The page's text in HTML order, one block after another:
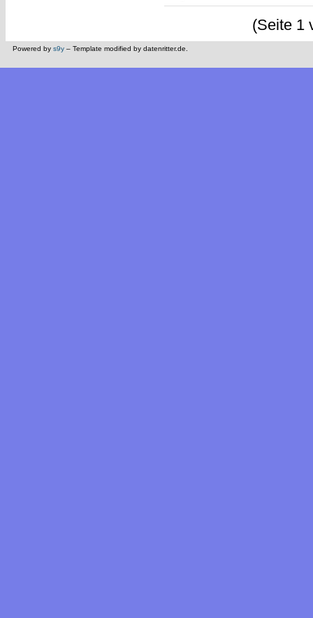
(Seite 1
Powered by s9y – Template modified by datenritter.de.